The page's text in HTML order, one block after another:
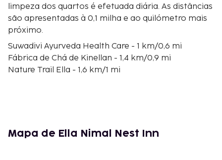
limpeza dos quartos é efetuada diária. As distâncias
são apresentadas à 0,1 milha e ao quilómetro mais
próximo.
Suwadivi Ayurveda Health Care - 1 km/0,6 mi
Fábrica de Chá de Kinellan - 1,4 km/0,9 mi
Nature Trail Ella - 1,6 km/1 mi
"Pico do Pequeno Adão" - 3,6 km/2,2 mi
Uva Halpewatte Tea Factory - 4,7 km/2,9 mi
Mapa de Ella Nimal Nest Inn